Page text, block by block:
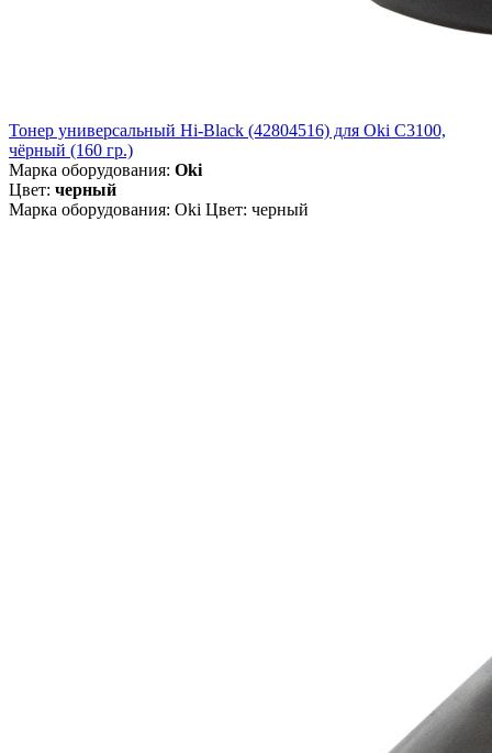
Тонер универсальный Hi-Black (42804516) для Oki С3100,
чёрный (160 гр.)
Марка оборудования: Oki
Цвет: черный
Марка оборудования: Oki Цвет: черный